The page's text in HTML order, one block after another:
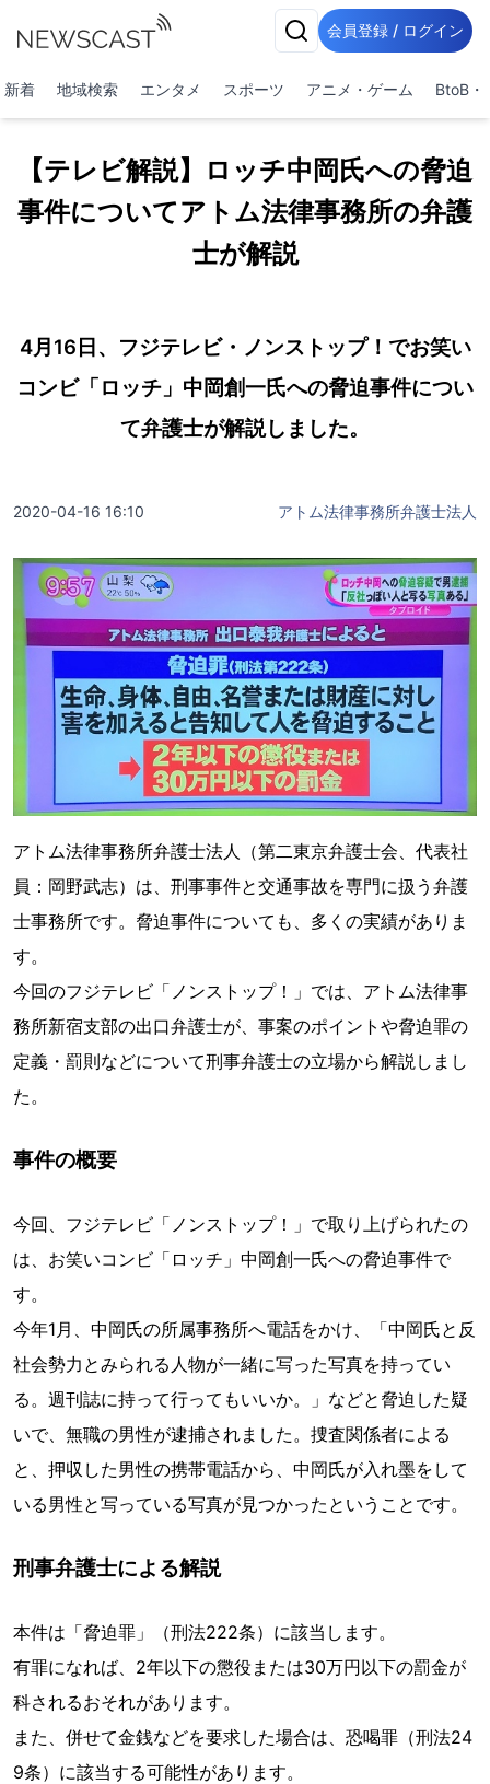
会員登録 / ログイン
新着 地域検索 エンタメ スポーツ アニメ・ゲーム BtoB・
【テレビ解説】ロッチ中岡氏への脅迫
事件についてアトム法律事務所の弁護
士が解説
4月16日、フジテレビ・ノンストップ！でお笑い
コンビ「ロッチ」中岡創一氏への脅迫事件につい
て弁護士が解説しました。
2020-04-16 16:10 アトム法律事務所弁護士法人
アトム法律事務所弁護士法人（第二東京弁護士会、代表社
員：岡野武志）は、刑事事件と交通事故を専門に扱う弁護
士事務所です。脅迫事件についても、多くの実績がありま
す。
今回のフジテレビ「ノンストップ！」では、アトム法律事
務所新宿支部の出口弁護士が、事案のポイントや脅迫罪の
定義・罰則などについて刑事弁護士の立場から解説しまし
た。
事件の概要
今回、フジテレビ「ノンストップ！」で取り上げられたの
は、お笑いコンビ「ロッチ」中岡創一氏への脅迫事件で
す。
今年1月、中岡氏の所属事務所へ電話をかけ、「中岡氏と反
社会勢力とみられる人物が一緒に写った写真を持ってい
る。週刊誌に持って行ってもいいか。」などと脅迫した疑
いで、無職の男性が逮捕されました。捜査関係者による
と、押収した男性の携帯電話から、中岡氏が入れ墨をして
いる男性と写っている写真が見つかったということです。
刑事弁護士による解説
本件は「脅迫罪」（刑法222条）に該当します。
有罪になれば、2年以下の懲役または30万円以下の罰金が
科されるおそれがあります。
また、併せて金銭などを要求した場合は、恐喝罪（刑法24
9条）に該当する可能性があります。